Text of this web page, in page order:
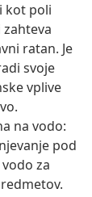
kot poli
ratan. Je
svoje
vplive
na vodo:
pod
za